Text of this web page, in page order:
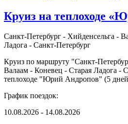
Круиз на теплоходе
Санкт-Петербург - Хийденсельга -
Ладога - Санкт-Петербург
Круиз по маршруту "Санкт-
Валаам - Коневец - Старая Ладога -
теплоходе "Юрий Андропов" (5
График поездок:
10.08.2026 - 14.08.2026